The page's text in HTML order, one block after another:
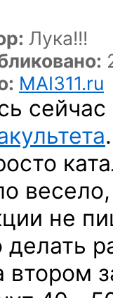
Лука!!!
MAI311.ru
не
делать
втором